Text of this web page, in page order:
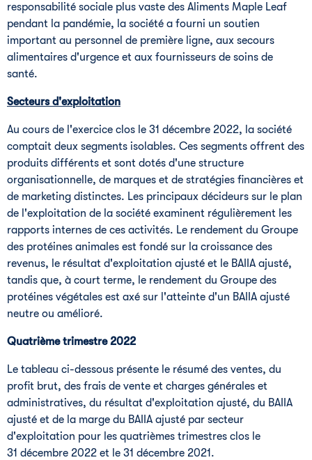
responsabilité sociale plus vaste des Aliments Maple Leaf
pendant la pandémie, la société a fourni un soutien
important au personnel de première ligne, aux secours
alimentaires d'urgence et aux fournisseurs de soins de
santé.
Secteurs d'exploitation
Au cours de l'exercice clos le 31 décembre 2022, la société
comptait deux segments isolables. Ces segments offrent des
produits différents et sont dotés d'une structure
organisationnelle, de marques et de stratégies financières et
de marketing distinctes. Les principaux décideurs sur le plan
de l'exploitation de la société examinent régulièrement les
rapports internes de ces activités. Le rendement du Groupe
des protéines animales est fondé sur la croissance des
revenus, le résultat d'exploitation ajusté et le BAIIA ajusté,
tandis que, à court terme, le rendement du Groupe des
protéines végétales est axé sur l'atteinte d'un BAIIA ajusté
neutre ou amélioré.
Quatrième trimestre 2022
Le tableau ci-dessous présente le résumé des ventes, du
profit brut, des frais de vente et charges générales et
administratives, du résultat d'exploitation ajusté, du BAIIA
ajusté et de la marge du BAIIA ajusté par secteur
d'exploitation pour les quatrièmes trimestres clos le
31 décembre 2022 et le 31 décembre 2021.